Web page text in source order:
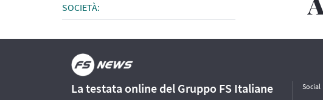
SOCIETÀ:
La testata online del Gruppo FS Italiane Social